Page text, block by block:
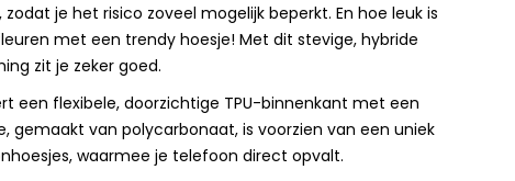
je het risico zoveel mogelijk beperkt. En hoe leuk is
met een trendy hoesje! Met dit stevige, hybride
zit je zeker goed.
een flexibele, doorzichtige TPU-binnenkant met een
gemaakt van polycarbonaat, is voorzien van een uniek
waarmee je telefoon direct opvalt.